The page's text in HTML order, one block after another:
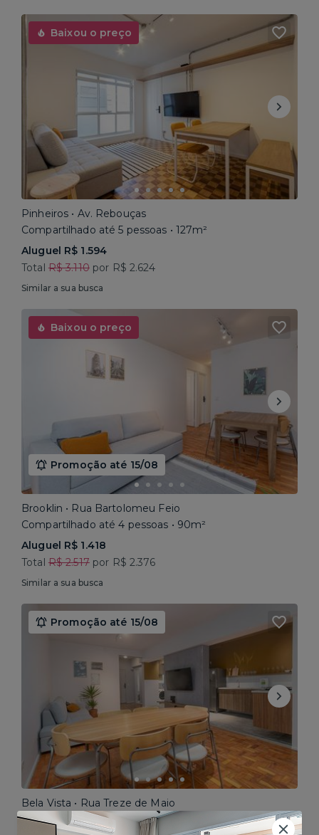
Baixou o preço
Pinheiros • Av. Rebouças
Compartilhado até 5 pessoas • 127m²
Aluguel R$ 1.594
Total R$ 3.110por R$ 2.624
Similar a sua busca
Baixou o preço
Promoção até 15/08
Brooklin • Rua Bartolomeu Feio
Compartilhado até 4 pessoas • 90m²
Aluguel R$ 1.418
Total R$ 2.517por R$ 2.376
Similar a sua busca
Promoção até 15/08
Bela Vista • Rua Treze de Maio
Compartilhado até 5 pessoas • 160m²